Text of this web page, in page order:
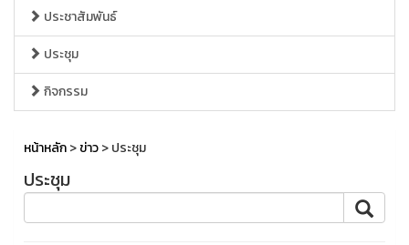
ประชาสัมพันธ์
ประชุม
กิจกรรม
หน้าหลัก>ข่าว> ประชุม
ประชุม